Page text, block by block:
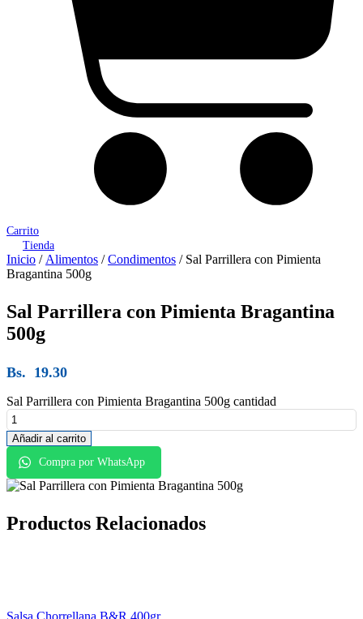
Carrito
Tienda
Inicio / Alimentos /Condimentos / Sal Parrillera con Pimienta
Bragantina 500g
Sal Parrillera con Pimienta Bragantina
500g
Bs. 19.30
Sal Parrillera con Pimienta Bragantina 500g cantidad
Añadir al carrito
Compra por WhatsApp
Productos Relacionados
Salsa Chorrellana B&R 400gr